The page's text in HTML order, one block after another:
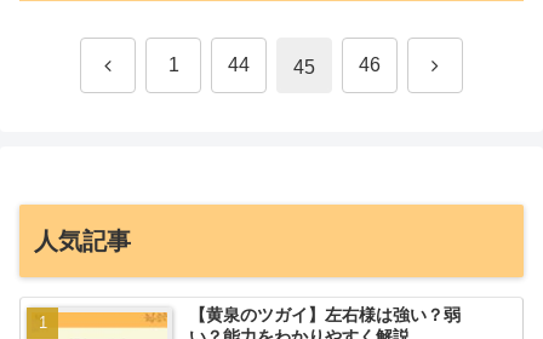
前 1 44 45 46 次
人気記事
【黄泉のツガイ】左右様は強い？弱